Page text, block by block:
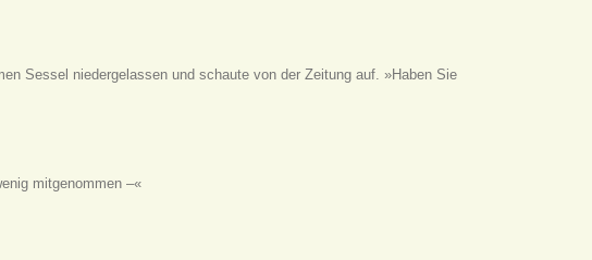
Sessel niedergelassen und schaute von der Zeitung auf. »Haben Sie
mitgenommen –«